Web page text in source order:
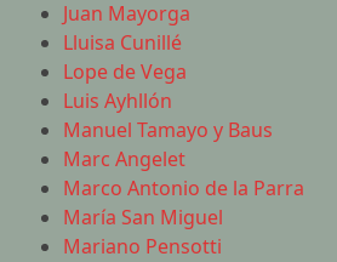
Juan Mayorga
Lluisa Cunillé
Lope de Vega
Luis Ayhllón
Manuel Tamayo y Baus
Marc Angelet
Marco Antonio de la Parra
María San Miguel
Mariano Pensotti